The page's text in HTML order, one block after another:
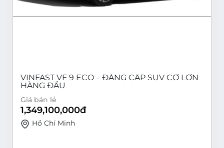
VINFAST VF 9 ECO – ĐẲNG CẤP SUV CỠ LỚN
HÀNG ĐẦU
Giá bán lẻ
1,349,100,000đ
Hồ Chí Minh